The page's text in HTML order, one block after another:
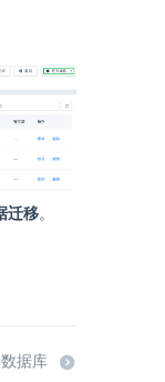
迁移。
据库